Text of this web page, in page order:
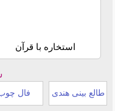
استخاره با قرآن
طالع بینی هندی فال